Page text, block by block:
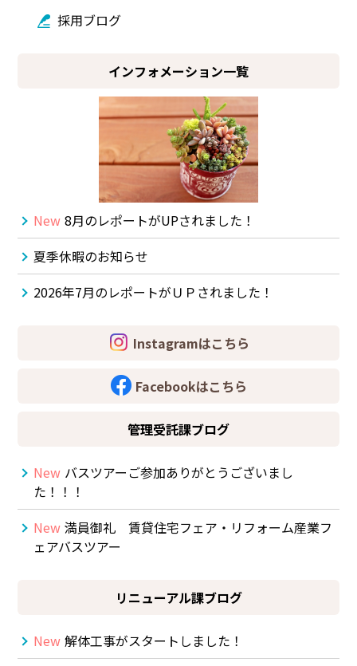
採用ブログ
インフォメーション一覧
New 8月のレポートがUPされました！
夏季休暇のお知らせ
2026年7月のレポートがＵＰされました！
Instagramはこちら
Facebookはこちら
管理受託課ブログ
New バスツアーご参加ありがとうございまし
た！！！
New 満員御礼 賃貸住宅フェア・リフォーム産業フ
ェアバスツアー
リニューアル課ブログ
New 解体工事がスタートしました！